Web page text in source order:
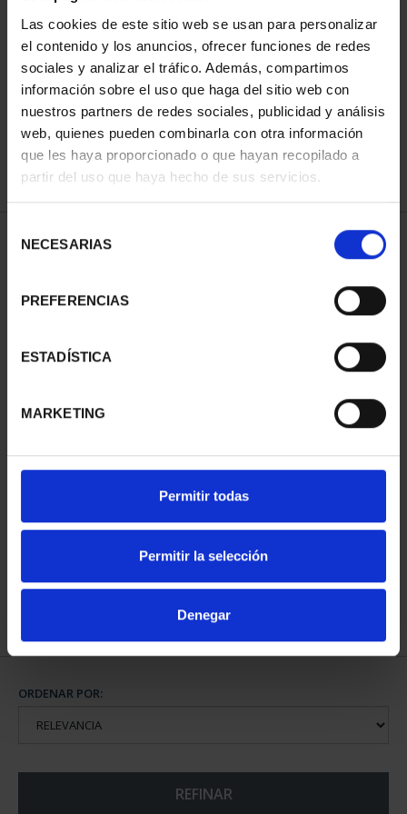
Las cookies de este sitio web se usan para personalizar
el contenido y los anuncios, ofrecer funciones de redes
sociales y analizar el tráfico. Además, compartimos
información sobre el uso que haga del sitio web con
nuestros partners de redes sociales, publicidad y análisis
web, quienes pueden combinarla con otra información
que les haya proporcionado o que hayan recopilado a
partir del uso que haya hecho de sus servicios.
NECESARIAS
PREFERENCIAS
ESTADÍSTICA
MARKETING
Permitir todas
Permitir la selección
Denegar
ORDENAR POR:
REFINAR
1 Productos encontrados
PROVINCIA COLECCION
COMPLET...
ORDENAR POR:
REFINAR